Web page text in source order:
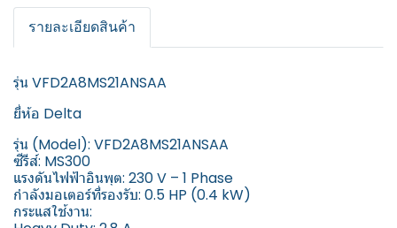
รายละเอียดสินค้า
รุ่น VFD2A8MS21ANSAA
ยี่ห้อ Delta
รุ่น (Model): VFD2A8MS21ANSAA
ซีรีส์: MS300
แรงดันไฟฟ้าอินพุต: 230 V – 1 Phase
กำลังมอเตอร์ที่รองรับ: 0.5 HP (0.4 kW)
กระแสใช้งาน: